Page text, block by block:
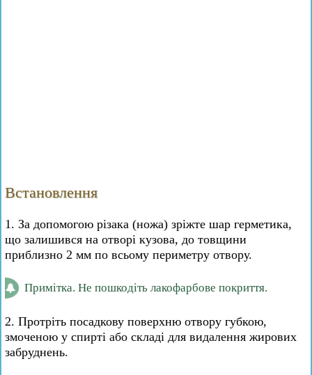
Встановлення
1. За допомогою різака (ножа) зріжте шар герметика,
що залишився на отворі кузова, до товщини
приблизно 2 мм по всьому периметру отвору.
Примітка. Не пошкодіть лакофарбове покриття.
2. Протріть посадкову поверхню отвору губкою,
змоченою у спирті або складі для видалення жирових
забруднень.